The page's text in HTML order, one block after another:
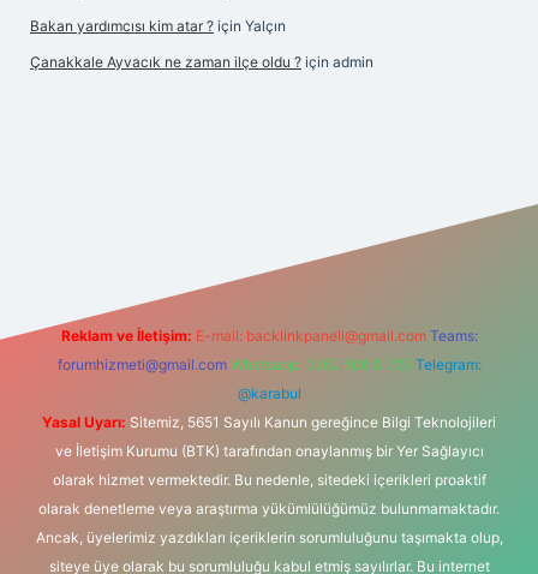
Bakan yardımcısı kim atar ? için Yalçın
Çanakkale Ayvacık ne zaman ilçe oldu ? için admin
Reklam ve İletişim: E-mail: backlinkpaneli@gmail.com Teams:
forumhizmeti@gmail.com Whatsapp: 0262 606 0 726 Telegram:
@karabul
Yasal Uyarı: Sitemiz, 5651 Sayılı Kanun gereğince Bilgi Teknolojileri
ve İletişim Kurumu (BTK) tarafından onaylanmış bir Yer Sağlayıcı
olarak hizmet vermektedir. Bu nedenle, sitedeki içerikleri proaktif
olarak denetleme veya araştırma yükümlülüğümüz bulunmamaktadır.
Ancak, üyelerimiz yazdıkları içeriklerin sorumluluğunu taşımakta olup,
siteye üye olarak bu sorumluluğu kabul etmiş sayılırlar. Bu internet